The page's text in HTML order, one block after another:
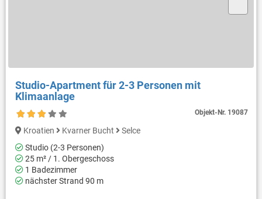
Studio-Apartment für 2-3 Personen mit
Klimaanlage
Objekt-Nr. 19087
Kroatien Kvarner Bucht
Selce
Studio (2-3 Personen)
25 m² / 1. Obergeschoss
1 Badezimmer
nächster Strand 90 m